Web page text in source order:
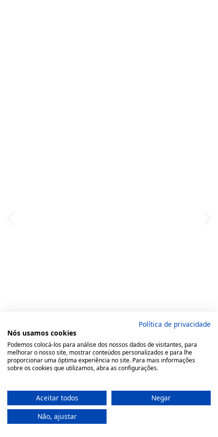
Política de privacidade
Nós usamos cookies
Podemos colocá-los para análise dos nossos dados de visitantes, para
melhorar o nosso site, mostrar conteúdos personalizados e para lhe
proporcionar uma óptima experiência no site. Para mais informações
sobre os cookies que utilizamos, abra as configurações.
Aceitar todos
Negar
Não, ajustar